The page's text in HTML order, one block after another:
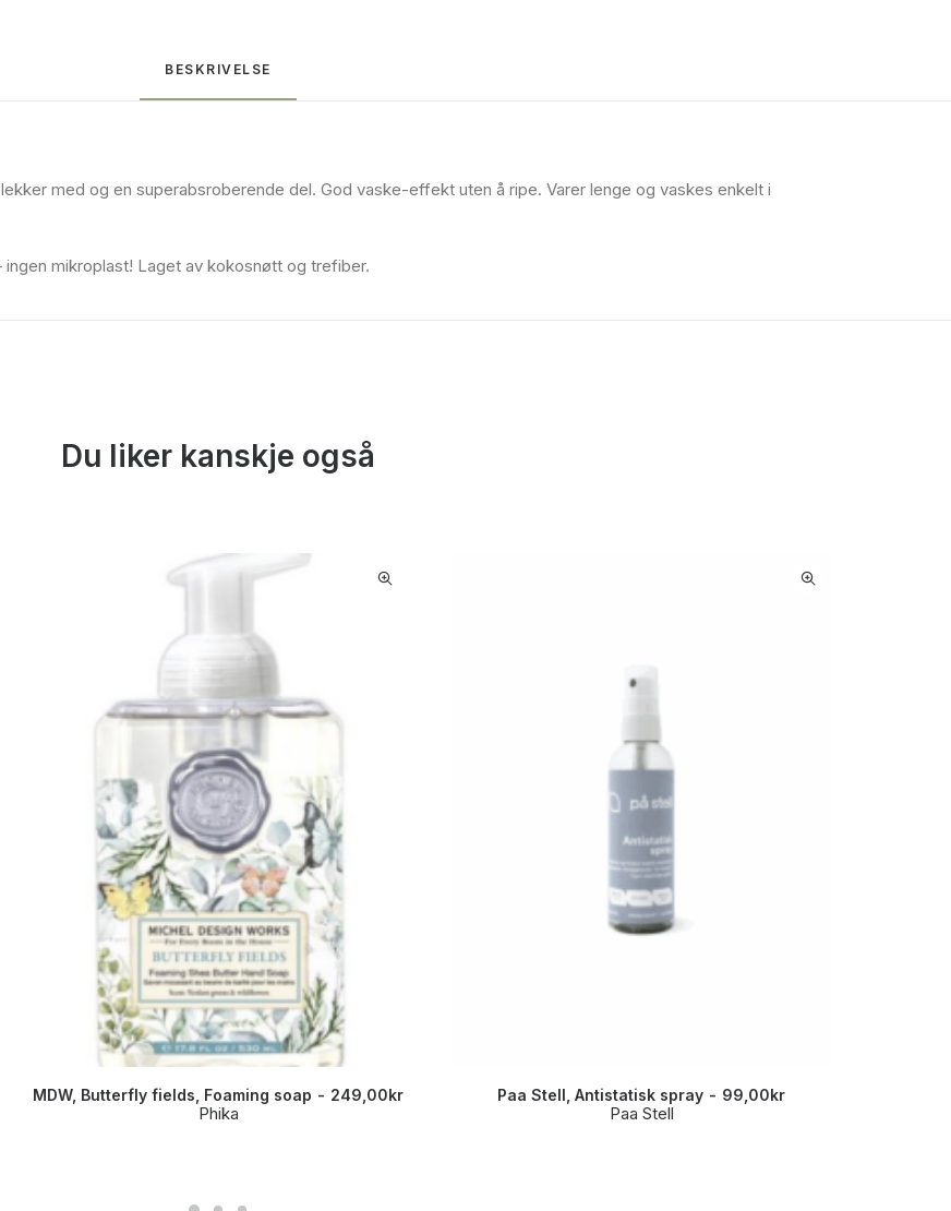
BESKRIVELSE
med og en superabsroberende del. God vaske-effekt uten å ripe. Varer lenge og vaskes enkelt i
mikroplast! Laget av kokosnøtt og trefiber.
Du liker kanskje også
MDW, Butterfly fields, Foaming soap 249,00kr
Phika
Paa Stell, Antistatisk spray 99,00kr
Paa Stell